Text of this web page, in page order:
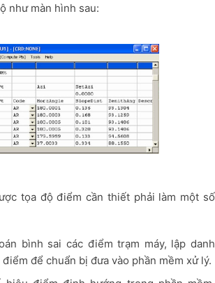
như màn hình sau:
tọa độ điểm cần thiết phải làm một số
bình sai các điểm trạm máy, lập danh
để chuẩn bị đưa vào phần mềm xử lý.